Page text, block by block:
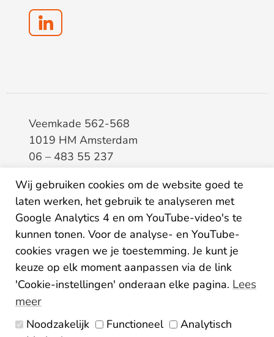
Veemkade 562-568
1019 HM Amsterdam
06 – 483 55 237
BTW8133.20.343.B.01
KvK34207150
IBANNL26ABNA0507435125
Wij gebruiken cookies om de website goed te
laten werken, het gebruik te analyseren met
Google Analytics 4 en om YouTube-video's te
kunnen tonen. Voor de analyse- en YouTube-
cookies vragen we je toestemming. Je kunt je
keuze op elk moment aanpassen via de link
'Cookie-instellingen' onderaan elke pagina. Lees
meer
Noodzakelijk Functioneel
Analytisch